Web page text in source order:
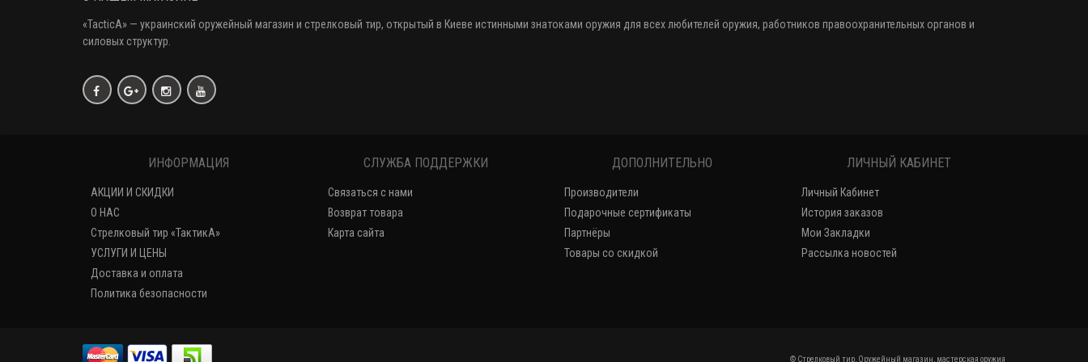
«TacticA» — украинский оружейный магазин и стрелковый тир, открытый в Киеве истинными знатоками оружия для всех любителей оружия, работников правоохранительных органов и
силовых структур.
ИНФОРМАЦИЯ
АКЦИИ И СКИДКИ
О НАС
Стрелковый тир «ТактикА»
УСЛУГИ И ЦЕНЫ
Доставка и оплата
Политика безопасности
СЛУЖБА ПОДДЕРЖКИ
Связаться с нами
Возврат товара
Карта сайта
ДОПОЛНИТЕЛЬНО
Производители
Подарочные сертификаты
Партнёры
Товары со скидкой
ЛИЧНЫЙ КАБИНЕТ
Личный Кабинет
История заказов
Мои Закладки
Рассылка новостей
© Стрелковый тир, Оружейный магазин, мастерская оружия